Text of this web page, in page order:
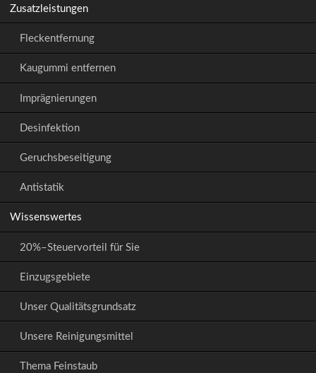
Zusatzleistungen
Fleckentfernung
Kaugummi entfernen
Imprägnierungen
Desinfektion
Geruchsbeseitigung
Antistatik
Wissenswertes
20%–Steuervorteil für Sie
Einzugsgebiete
Unser Qualitätsgrundsatz
Unsere Reinigungsmittel
Thema Feinstaub